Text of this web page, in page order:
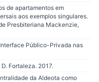
de apartamentos em
aos exemplos singulares.
Presbiteriana Mackenzie,
Público-Privada nas
Fortaleza. 2017.
da Aldeota como